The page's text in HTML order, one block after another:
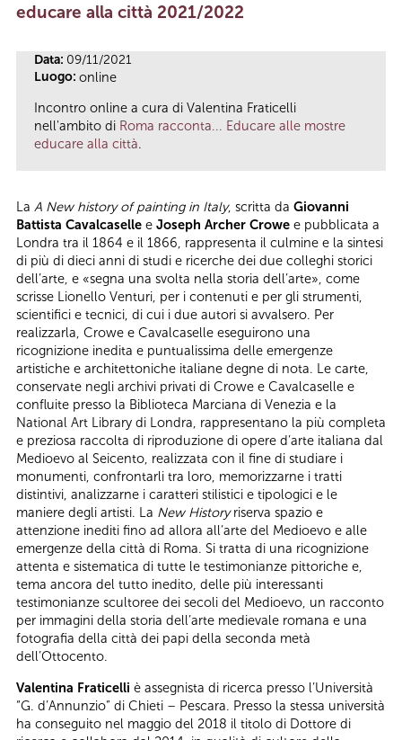
educare alla città 2021/2022
Data: 09/11/2021
Luogo: online
Incontro online a cura di Valentina Fraticelli
nell'ambito di Roma racconta... Educare alle mostre
educare alla città.
La A New history of painting in Italy, scritta da Giovanni
Battista Cavalcaselle e Joseph Archer Crowe e pubblicata a
Londra tra il 1864 e il 1866, rappresenta il culmine e la sintesi
di più di dieci anni di studi e ricerche dei due colleghi storici
dell’arte, e «segna una svolta nella storia dell’arte», come
scrisse Lionello Venturi, per i contenuti e per gli strumenti,
scientifici e tecnici, di cui i due autori si avvalsero. Per
realizzarla, Crowe e Cavalcaselle eseguirono una
ricognizione inedita e puntualissima delle emergenze
artistiche e architettoniche italiane degne di nota. Le carte,
conservate negli archivi privati di Crowe e Cavalcaselle e
confluite presso la Biblioteca Marciana di Venezia e la
National Art Library di Londra, rappresentano la più completa
e preziosa raccolta di riproduzione di opere d’arte italiana dal
Medioevo al Seicento, realizzata con il fine di studiare i
monumenti, confrontarli tra loro, memorizzarne i tratti
distintivi, analizzarne i caratteri stilistici e tipologici e le
maniere degli artisti. La New Historyriserva spazio e
attenzione inediti fino ad allora all’arte del Medioevo e alle
emergenze della città di Roma. Si tratta di una ricognizione
attenta e sistematica di tutte le testimonianze pittoriche e,
tema ancora del tutto inedito, delle più interessanti
testimonianze scultoree dei secoli del Medioevo, un racconto
per immagini della storia dell’arte medievale romana e una
fotografia della città dei papi della seconda metà
dell’Ottocento.
Valentina Fraticelli è assegnista di ricerca presso l’Università
“G. d’Annunzio” di Chieti – Pescara. Presso la stessa università
ha conseguito nel maggio del 2018 il titolo di Dottore di